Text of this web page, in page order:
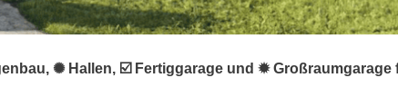
✺ Hallen, ☑️ Fertiggarage und ✹ Großraumgarage